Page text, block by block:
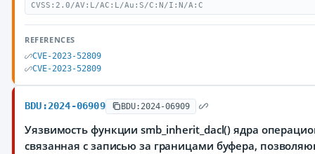
CVSS:2.0/AV:L/AC:L/Au:S/C:N/I:N/A:C
REFERENCES
CVE-2023-52809
CVE-2023-52809
BDU:2024-06909 BDU:2024-06909
Уязвимость функции smb_inherit_dacl() ядра
связанная с записью за границами буфера,